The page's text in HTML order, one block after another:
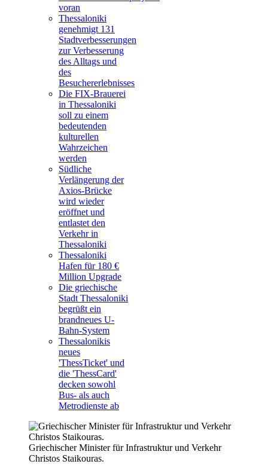
voran
Thessaloniki
genehmigt 131
Stadtverbesserungen
zur Verbesserung
des Alltags und
des
Besuchererlebnisses
Die FIX-Brauerei
in Thessaloniki
soll zu einem
bedeutenden
kulturellen
Wahrzeichen
werden
Südliche
Verlängerung der
Axios-Brücke
wird wieder
eröffnet und
entlastet den
Verkehr in
Thessaloniki
Thessaloniki
Hafen für 180 €
Million Upgrade
Die griechische
Stadt Thessaloniki
begrüßt ein
brandneues U-
Bahn-System
Thessalonikis
neues
'ThessTicket' und
die 'ThessCard'
decken sowohl
Bus- als auch
Metrodienste ab
Griechischer Minister für Infrastruktur und Verkehr
Christos Staikouras.